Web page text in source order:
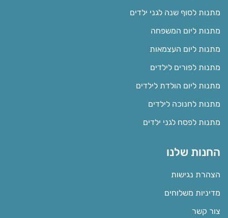
מתנות לסוף שנה לגני ילדים
מתנות ליום המשפחה
מתנות ליום העצמאות
מתנות לפורים לילדים
מתנות ליום הולדת לילדים
מתנות לחנוכה לילדים
מתנות לפסח לגני ילדים
החנות שלנו
הצהרת נגישות
מדיניות משלוחים
צור קשר